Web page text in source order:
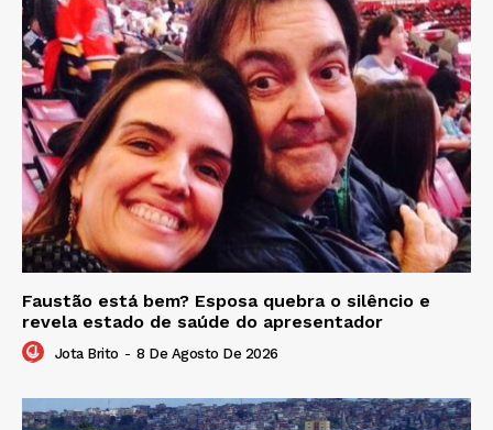
Faustão está bem? Esposa quebra o silêncio e
revela estado de saúde do apresentador
Jota Brito - 8 De Agosto De 2026